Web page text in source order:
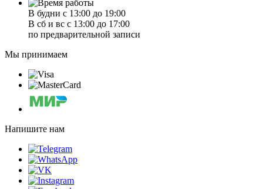
В будни с 13:00 до 19:00
В сб и вс с 13:00 до 17:00
по предварительной записи
Мы принимаем
Напишите нам